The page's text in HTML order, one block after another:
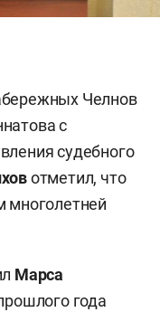
Челнов
с
судебного
отметил, что
многолетней
Марса
года